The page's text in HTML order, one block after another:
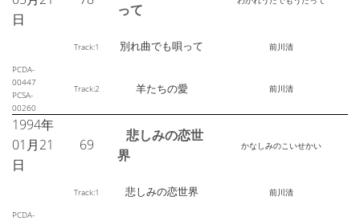
日
って
Track:1 別れ曲でも唄って 前川清
PCDA-
00447
PCSA-
00260
Track:2 羊たちの愛 前川清
1994年
01月21
日
69
悲しみの恋世
界
かなしみのこいせかい
Track:1 悲しみの恋世界 前川清
PCDA-